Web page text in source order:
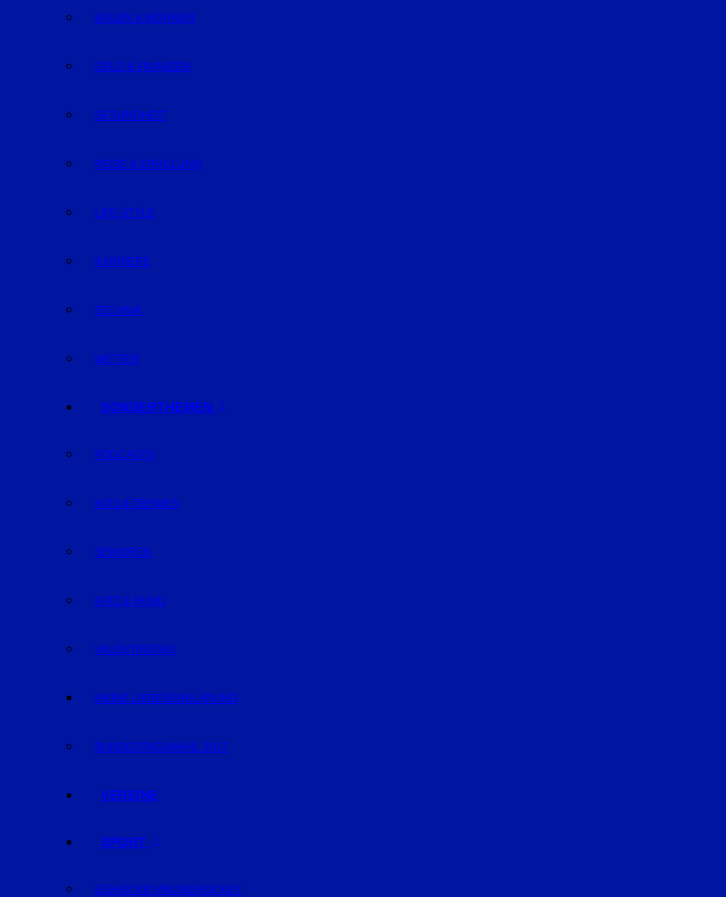
BAUEN & WOHNEN
GELD & FINANZEN
GESUNDHEIT
REISE & ERHOLUNG
LIFE-STYLE
KARRIERE
TECHNIK
WETTER
SONDERTHEMEN
PODCASTS
KIDS & TEENIES
SENIOREN
KATZ & HUND
VALENTINSTAG
MEINE LIEBESERKLÄRUNG
BUNDESTAGSWAHL 2017
VEREINE
SPORT
EISHOCKEY/INLINEHOCKEY